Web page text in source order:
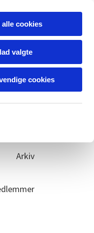
alle cookies
valgte
cookies
Arkiv